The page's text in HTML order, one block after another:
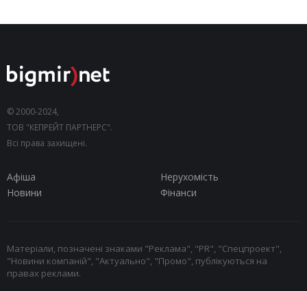
© 2000-2024,
ТОВ "КЕПРЕЙТ ПАРТНЕРС".
Всі права захищені.
Афіша
Нерухомість
Новини
Фінанси
Матеріали, позначені знаками "Реклама", "PR", "Спецпроект",
"Новини компаній", "Актуально", "Промо", публікуються на
правах реклами.